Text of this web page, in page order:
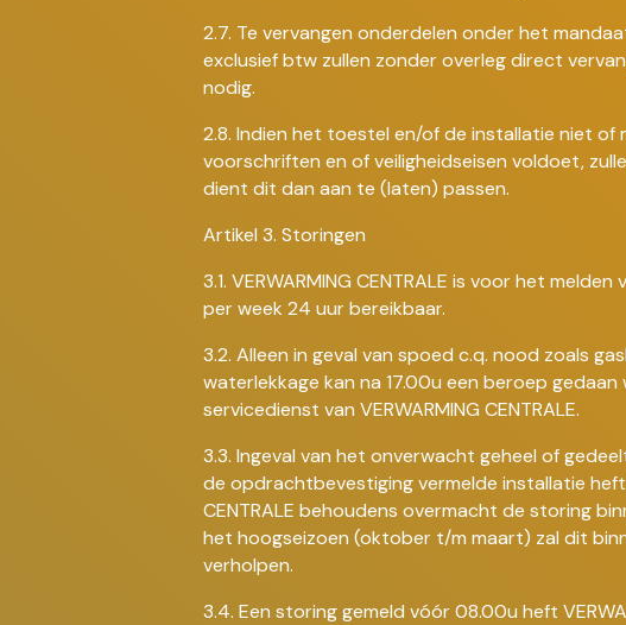
2.7. Te vervangen onderdelen onder het
exclusief btw zullen zonder overleg direct
nodig.
2.8. Indien het toestel en/of de installatie niet of
voorschriften en of veiligheidseisen voldoet,
dient dit dan aan te (laten) passen.
Artikel 3. Storingen
3.1. VERWARMING CENTRALE is voor het
per week 24 uur bereikbaar.
3.2. Alleen in geval van spoed c.q. nood zoals
waterlekkage kan na 17.00u een beroep
servicedienst van VERWARMING CENTRALE.
3.3. Ingeval van het onverwacht geheel of
de opdrachtbevestiging vermelde installatie heft
CENTRALE behoudens overmacht de storing
het hoogseizoen (oktober t/m maart) zal dit
verholpen.
3.4. Een storing gemeld vóór 08.00u heft